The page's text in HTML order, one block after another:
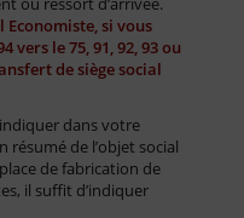
si vous
vers le 75, 91, 92, 93 ou
de siège social
dans votre
résumé de l’objet social
de fabrication de
il suffit d’indiquer